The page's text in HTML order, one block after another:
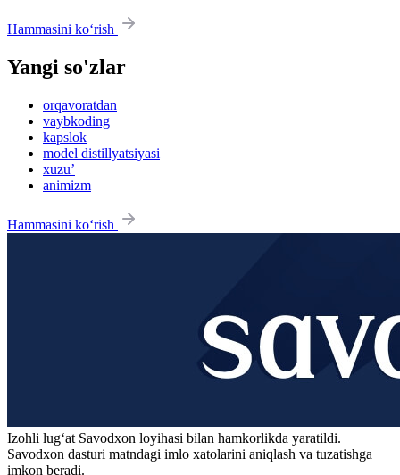
Hammasini ko‘rish
Yangi so'zlar
orqavoratdan
vaybkoding
kapslok
model distillyatsiyasi
xuzu’
animizm
Hammasini ko‘rish
Izohli lugʻat Savodxon loyihasi bilan hamkorlikda yaratildi.
Savodxon dasturi matndagi imlo xatolarini aniqlash va tuzatishga
imkon beradi.